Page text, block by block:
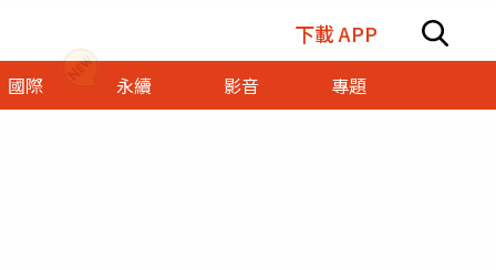
下載 APP
國際 永續 影音 專題